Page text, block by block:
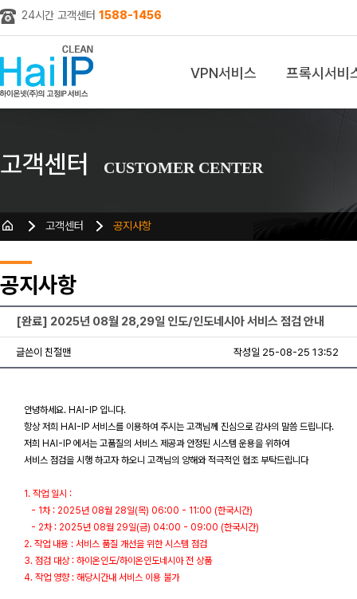
24시간 고객센터 1588-1456
VPN서비스 프록시서비
고객센터 CUSTOMER CENTER
고객센터 공지사항
공지사항
[완료] 2025년 08월 28,29일 인도/인도네시아 서비스 점검 안내
글쓴이 친절맨 작성일 25-08-25 13:52
안녕하세요. HAI-IP 입니다.
항상 저희 HAI-IP 서비스를 이용하여 주시는 고객님께 진심으로 감사의 말씀 드립니다.
저희 HAI-IP 에서는 고품질의 서비스 제공과 안정된 시스템 운용을 위하여
서비스 점검을 시행 하고자 하오니 고객님의 양해와 적극적인 협조 부탁드립니다
1. 작업 일시 :
- 1차 : 2025년 08월 28일(목) 06:00 - 11:00 (한국시간)
- 2차 : 2025년 08월 29일(금) 04:00 - 09:00 (한국시간)
2. 작업 내용 : 서비스 품질 개선을 위한 시스템 점검
3. 점검 대상 : 하이온인도/하이온인도네시아 전 상품
4. 작업 영향 : 해당시간내 서비스 이용 불가